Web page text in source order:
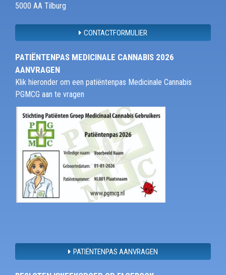
5000 AA Tilburg
CONTACTFORMULIER
PATIËNTENPAS MEDICINALE CANNABIS 2026
AANVRAGEN
Klik hieronder om een patiëntenpas Medicinale Cannabis
PGMCG aan te vragen
PATIËNTENPAS AANVRAGEN